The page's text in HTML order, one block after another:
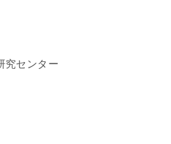
究センター